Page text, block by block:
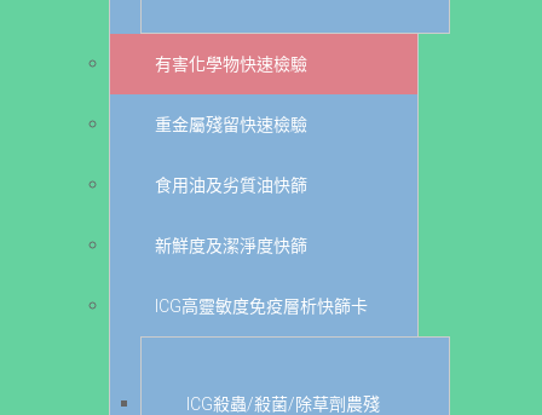
有害化學物快速檢驗
重金屬殘留快速檢驗
食用油及劣質油快篩
新鮮度及潔淨度快篩
ICG高靈敏度免疫層析快篩卡
ICG殺蟲/殺菌/除草劑農殘